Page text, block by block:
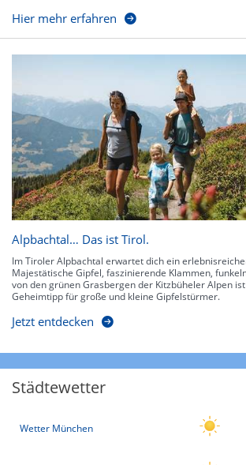
Hier mehr erfahren
Alpbachtal… Das ist Tirol.
Im Tiroler Alpbachtal erwartet dich ein
Majestätische Gipfel, faszinierende Klammen,
von den grünen Grasbergen der Kitzbüheler Alpen
Geheimtipp für große und kleine Gipfelstürmer.
Jetzt entdecken
Städtewetter
Wetter München